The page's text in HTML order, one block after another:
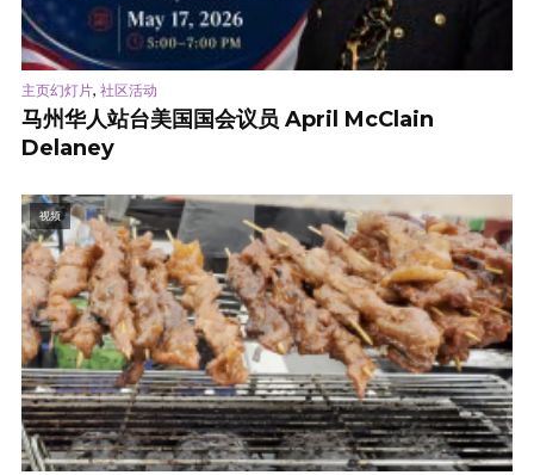
主页幻灯片, 社区活动
马州华人站台美国国会议员 April McClain
Delaney
视频